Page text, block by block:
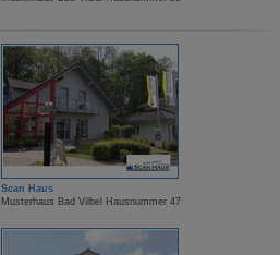
Scan Haus
Musterhaus Bad Vilbel Hausnummer 47